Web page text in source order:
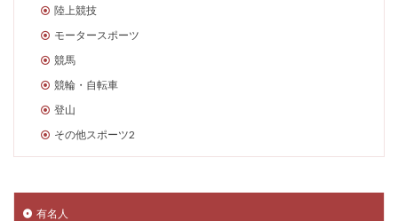
陸上競技
モータースポーツ
競馬
競輪・自転車
登山
その他スポーツ2
有名人